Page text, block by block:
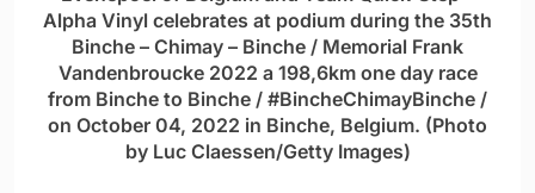
Alpha Vinyl celebrates at podium during the 35th
Binche – Chimay – Binche / Memorial Frank
Vandenbroucke 2022 a 198,6km one day race
from Binche to Binche / #BincheChimayBinche /
on October 04, 2022 in Binche, Belgium. (Photo
by Luc Claessen/Getty Images)